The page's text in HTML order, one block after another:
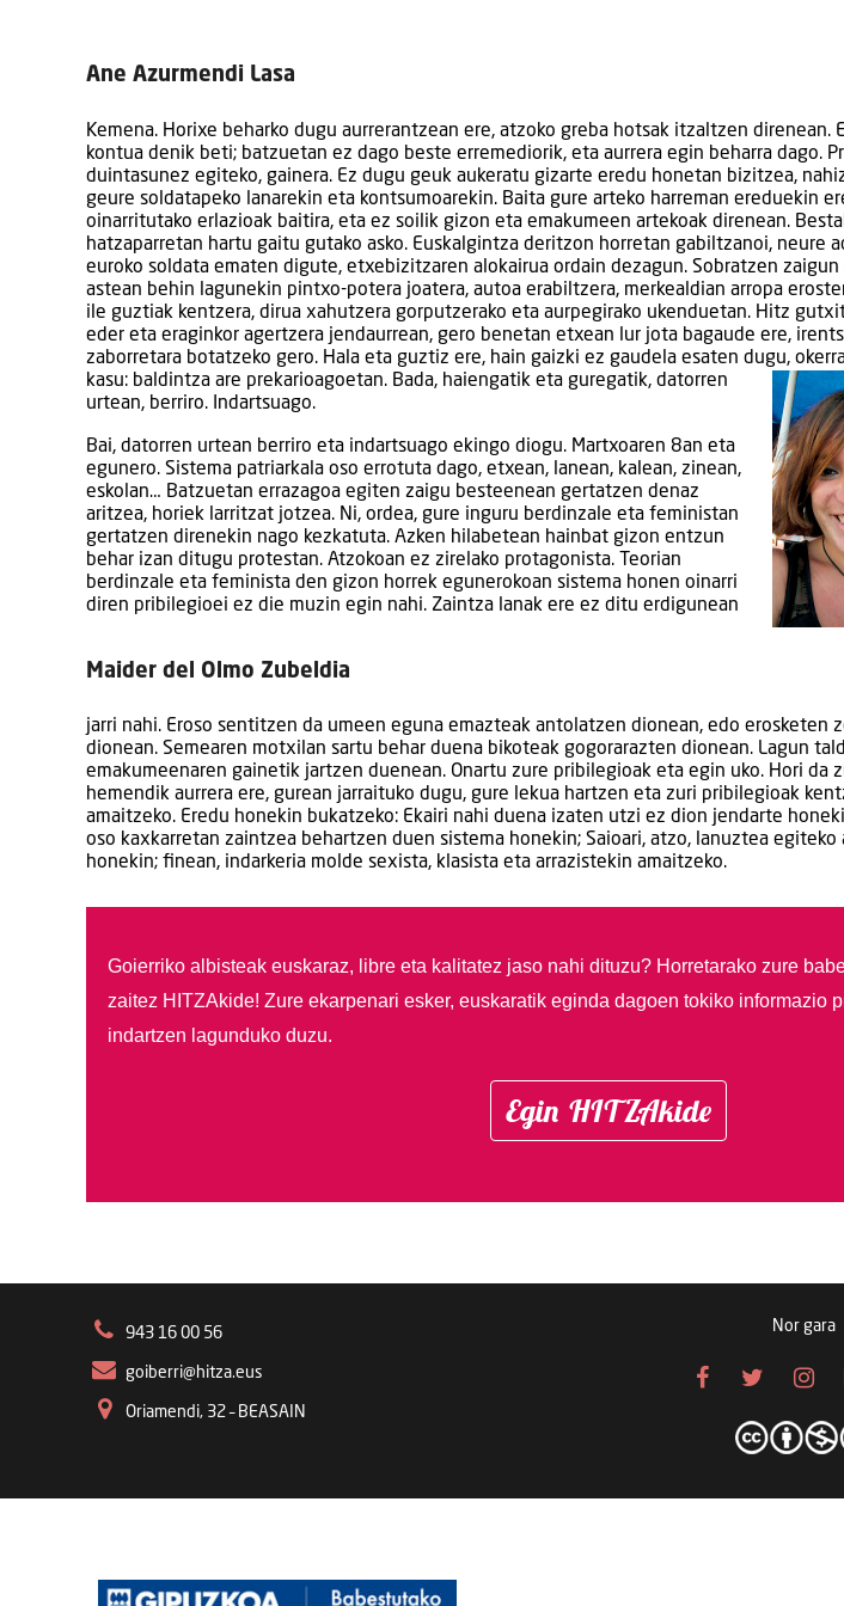
Ane Azurmendi Lasa
Kemena. Horixe beharko dugu aurrerantzean ere, atzoko greba hotsak itzaltzen direnean.
kontua denik beti; batzuetan ez dago beste erremediorik, eta aurrera egin beharra dago.
duintasunez egiteko, gainera. Ez dugu geuk aukeratu gizarte eredu honetan bizitzea,
geure soldatapeko lanarekin eta kontsumoarekin. Baita gure arteko harreman ereduekin
oinarritutako erlazioak baitira, eta ez soilik gizon eta emakumeen artekoak direnean.
hatzaparretan hartu gaitu gutako asko. Euskalgintza deritzon horretan gabiltzanoi, neure
euroko soldata ematen digute, etxebizitzaren alokairua ordain dezagun. Sobratzen
astean behin lagunekin pintxo-potera joatera, autoa erabiltzera, merkealdian arropa
ile guztiak kentzera, dirua xahutzera gorputzerako eta aurpegirako ukenduetan. Hitz
eder eta eraginkor agertzera jendaurrean, gero benetan etxean lur jota bagaude ere,
zaborretara botatzeko gero. Hala eta guztiz ere, hain gaizki ez gaudela esaten dugu,
kasu: baldintza are prekarioagoetan. Bada, haiengatik eta guregatik, datorren
urtean, berriro. Indartsuago.
Maider del Olmo Zubeldia
Bai, datorren urtean berriro eta indartsuago ekingo diogu. Martxoaren 8an eta
egunero. Sistema patriarkala oso errotuta dago, etxean, lanean, kalean, zinean,
eskolan… Batzuetan errazagoa egiten zaigu besteenean gertatzen denaz
aritzea, horiek larritzat jotzea. Ni, ordea, gure inguru berdinzale eta feministan
gertatzen direnekin nago kezkatuta. Azken hilabetean hainbat gizon entzun
behar izan ditugu protestan. Atzokoan ez zirelako protagonista. Teorian
berdinzale eta feminista den gizon horrek egunerokoan sistema honen oinarri
diren pribilegioei ez die muzin egin nahi. Zaintza lanak ere ez ditu erdigunean
jarri nahi. Eroso sentitzen da umeen eguna emazteak antolatzen dionean, edo erosketen
dionean. Semearen motxilan sartu behar duena bikoteak gogorarazten dionean. Lagun
emakumeenaren gainetik jartzen duenean. Onartu zure pribilegioak eta egin uko. Hori da
hemendik aurrera ere, gurean jarraituko dugu, gure lekua hartzen eta zuri pribilegioak
amaitzeko. Eredu honekin bukatzeko: Ekairi nahi duena izaten utzi ez dion jendarte
oso kaxkarretan zaintzea behartzen duen sistema honekin; Saioari, atzo, lanuztea egiteko
honekin; finean, indarkeria molde sexista, klasista eta arrazistekin amaitzeko.
Goierriko albisteak euskaraz, libre eta kalitatez jaso nahi dituzu? Horretarako zure
zaitez HITZAkide! Zure ekarpenari esker, euskaratik eginda dagoen tokiko informazio
indartzen lagunduko duzu.
Egin HITZAkide
943 16 00 56
goiberri@hitza.eus
Oriamendi, 32 – BEASAIN
Nor gara